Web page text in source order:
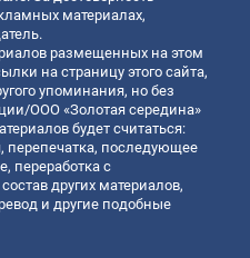
материалах,
размещенных на этом
на страницу этого сайта,
упоминания, но без
ООО «Золотая середина»
будет считаться:
перепечатка, последующее
переработка с
других материалов,
и другие подобные